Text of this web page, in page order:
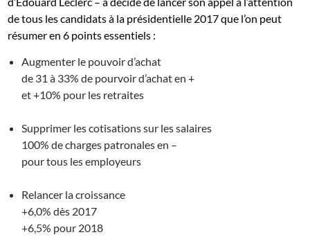
de tous les candidats à la présidentielle 2017 que l’on peut
résumer en 6 points essentiels :
Augmenter le pouvoir d’achat
de 31 à 33% de pourvoir d’achat en +
et +10% pour les retraites
Supprimer les cotisations sur les salaires
100% de charges patronales en –
pour tous les employeurs
Relancer la croissance
+6,0% dès 2017
+6,5% pour 2018